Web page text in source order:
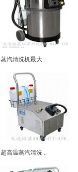
蒸汽清洗机最大...
超高温蒸汽清洗...